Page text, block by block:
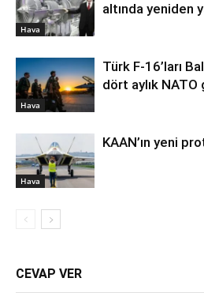
Hava
altında yeniden
Hava
Türk F-16’ları
dört aylık NATO
Hava
KAAN’ın yeni
CEVAP VER